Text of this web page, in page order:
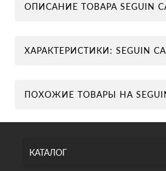
ОПИСАНИЕ ТОВАРА SEGUIN
ХАРАКТЕРИСТИКИ: SEGUIN
ПОХОЖИЕ ТОВАРЫ НА SEGUIN
КАТАЛОГ